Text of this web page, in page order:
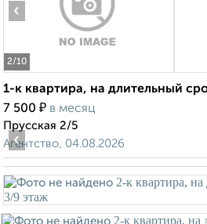
2/10
‹
1-к квартира, на длительный
7 500 ₽ в месяц
Прусская 2/5
Агентство, 04.08.2026
‹